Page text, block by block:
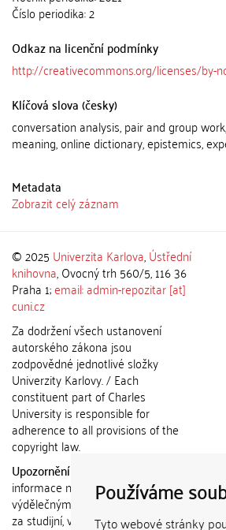
Používáme
Tyto webové stránky
Číslo periodika: 2
Odkaz na licenční podmínky
http://creativecommons.org/licenses/by-
Klíčová slova (česky)
conversation analysis, pair and group
meaning, online dictionary, epistemics,
Metadata
Zobrazit celý záznam
© 2025 Univerzita Karlova,Ústřední
knihovna, Ovocný trh 560/5, 116 36
Praha 1;email: admin-repozitar [at]
cuni.cz
Za dodržení všech ustanovení
autorského zákona jsou
zodpovědné jednotlivé složky
Univerzity Karlovy. / Each
constituent part of Charles
University is responsible for
adherence to all provisions of the
copyright law.
Upozornění / Notice:
informace nemohou být použity k
výdělečným účelům nebo vydávány
za studijní, vědeckou nebo jinou